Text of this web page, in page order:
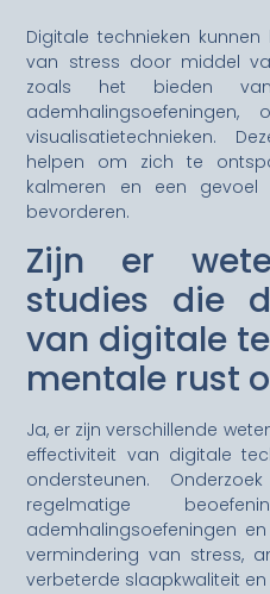
Digitale technieken
van stress door middel
zoals het bieden van
ademhalingsoefeningen,
visualisatietechnieken.
helpen om zich te
kalmeren en een
bevorderen.
Zijn er
studies die
van digitale
mentale rust
Ja, er zijn verschillende
effectiviteit van digitale
ondersteunen.
regelmatige
ademhalingsoefeningen
vermindering van stress,
verbeterde slaapkwaliteit en